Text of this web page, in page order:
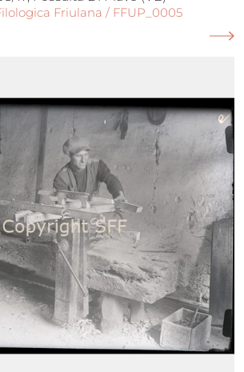
Friulana / FFUP_0005